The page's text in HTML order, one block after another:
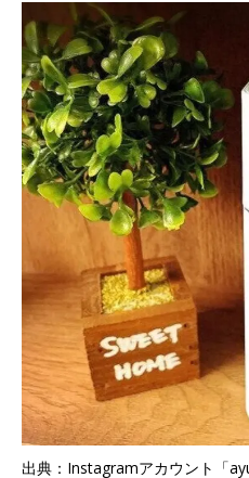
出典：Instagramアカウント「